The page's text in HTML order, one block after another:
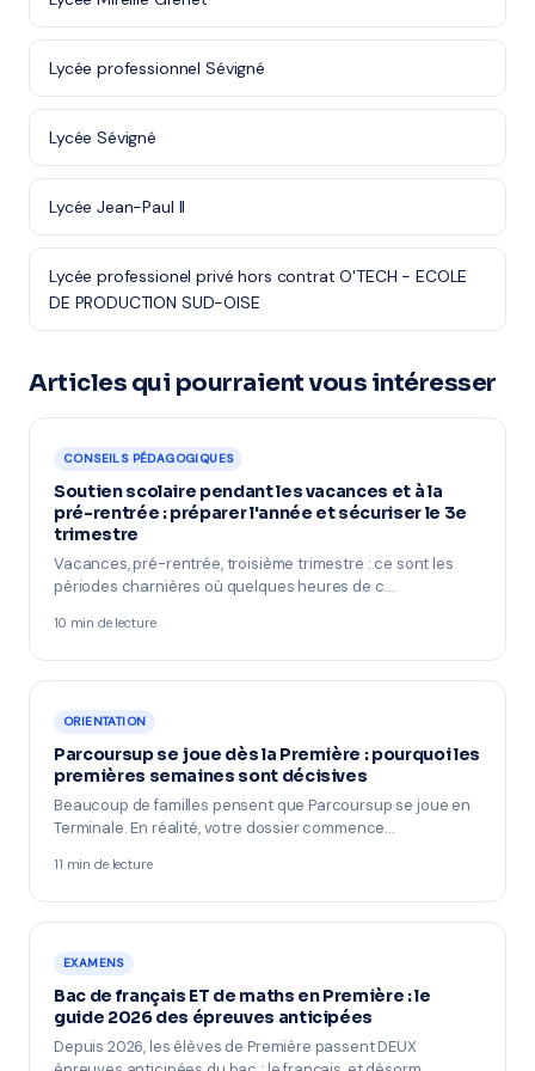
Lycée professionnel Sévigné
Lycée Sévigné
Lycée Jean-Paul II
Lycée professionel privé hors contrat O'TECH - ECOLE
DE PRODUCTION SUD-OISE
Articles qui pourraient vous intéresser
CONSEILS PÉDAGOGIQUES
Soutien scolaire pendant les vacances et à la
pré-rentrée : préparer l'année et sécuriser le 3e
trimestre
Vacances, pré-rentrée, troisième trimestre : ce sont les
périodes charnières où quelques heures de c…
10 min de lecture
ORIENTATION
Parcoursup se joue dès la Première : pourquoi les
premières semaines sont décisives
Beaucoup de familles pensent que Parcoursup se joue en
Terminale. En réalité, votre dossier commence…
11 min de lecture
EXAMENS
Bac de français ET de maths en Première : le
guide 2026 des épreuves anticipées
Depuis 2026, les élèves de Première passent DEUX